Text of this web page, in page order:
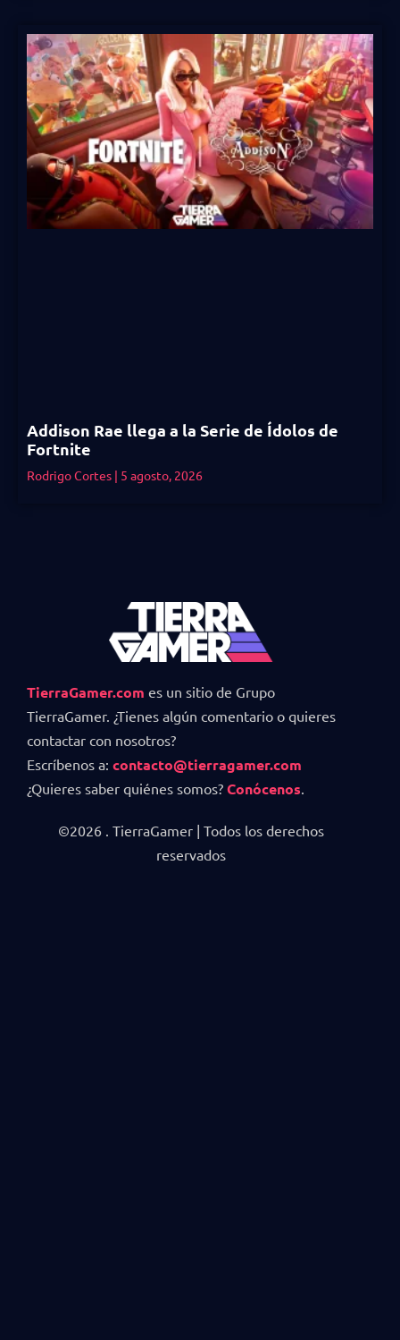
Addison Rae llega a la Serie de Ídolos de
Fortnite
Rodrigo Cortes 5 agosto, 2026
TierraGamer.com es un sitio de Grupo
TierraGamer. ¿Tienes algún comentario o quieres
contactar con nosotros?
Escríbenos a: contacto@tierragamer.com
¿Quieres saber quiénes somos? Conócenos
©2026 . TierraGamer | Todos los derechos
reservados